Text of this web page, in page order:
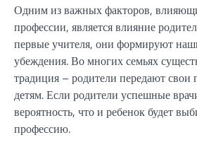
Одним из важных факторов,
профессии, является влияние
первые учителя, они формируют
убеждения. Во многих семьях
традиция – родители передают свои
детям. Если родители успешные
вероятность, что и ребенок будет
профессию.